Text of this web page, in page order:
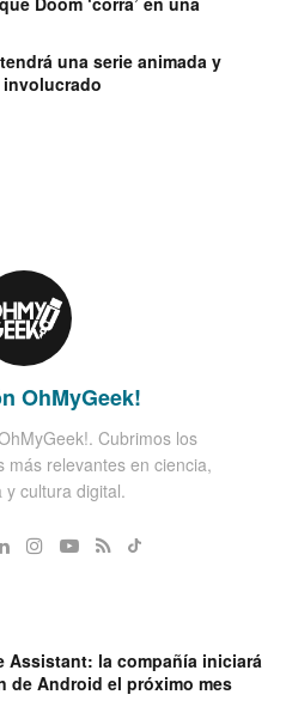
una serie animada y
involucrado
OhMyGeek!
Cubrimos los
más relevantes en ciencia,
y cultura digital.
Assistant: la compañía iniciará
de Android el próximo mes